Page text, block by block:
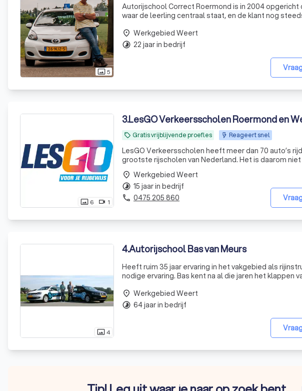
photo_size_select_actual5
Autorijschool Correct Roermond is in 2004
waar de leerling centraal staat, en de klant nog
place Werkgebied Weert
timelapse 22 jaar in bedrijf
photo_size_select_actual 6 videocam 1
3.LesGO Verkeersscholen Roermond en
local_offer Gratis vrijblijvende proefles Reageert snel
LesGO Verkeersscholen heeft meer dan 70 auto’s
grootste rijscholen van Nederland. Het is daarom niet voor niets dat LesGO Verkeersscholen duizenden
place Werkgebied Weert
timelapse 15 jaar in bedrijf
phone 0475 205 860
photo_size_select_actual4
4.Autorijschool Bas van Meurs
Heeft ruim 35 jaar ervaring in het vakgebied als
nodige ervaring. Bas kent na al die jaren het klappen
place Werkgebied Weert
timelapse 64 jaar in bedrijf